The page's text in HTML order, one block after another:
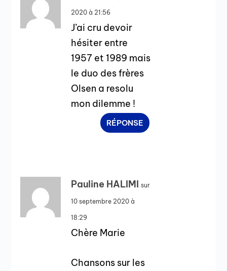
2020 à 21:56
J’ai cru devoir
hésiter entre
1957 et 1989 mais
le duo des frères
Olsen a resolu
mon dilemme !
RÉPONSE
Pauline HALIMI sur
10 septembre 2020 à
18:29
Chère Marie
Chansons sur les